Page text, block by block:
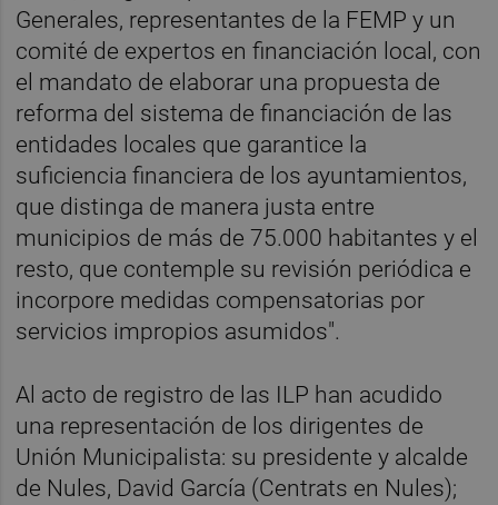
Generales, representantes de la FEMP y un
comité de expertos en financiación local, con
el mandato de elaborar una propuesta de
reforma del sistema de financiación de las
entidades locales que garantice la
suficiencia financiera de los ayuntamientos,
que distinga de manera justa entre
municipios de más de 75.000 habitantes y el
resto, que contemple su revisión periódica e
incorpore medidas compensatorias por
servicios impropios asumidos".
Al acto de registro de las ILP han acudido
una representación de los dirigentes de
Unión Municipalista: su presidente y alcalde
de Nules, David García (Centrats en Nules);